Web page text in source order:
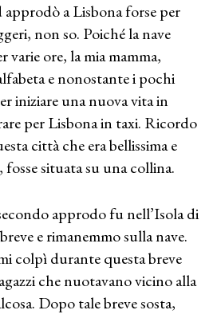
a Lisbona forse per
non so. Poiché la nave
varie ore, la mia mamma,
e nonostante i pochi
iniziare una nuova vita in
per Lisbona in taxi. Ricordo
città che era bellissima e
fosse situata su una collina.
approdo fu nell’Isola di
e rimanemmo sulla nave.
colpì durante questa breve
che nuotavano vicino alla
Dopo tale breve sosta,